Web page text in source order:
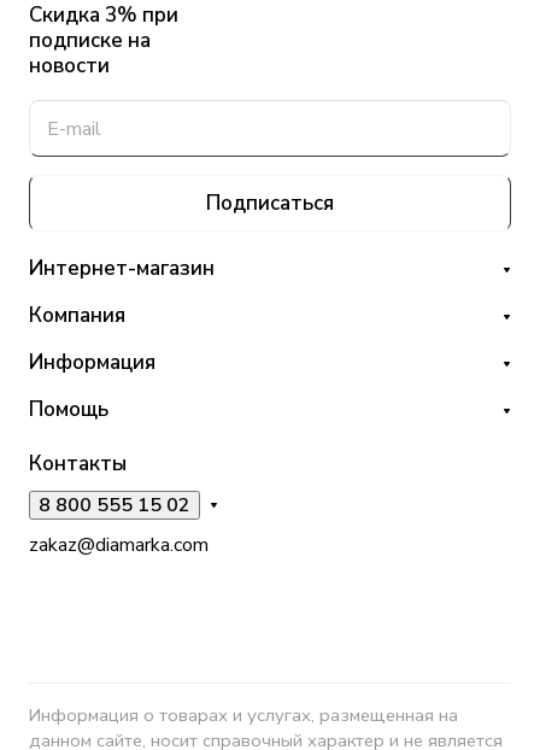
Скидка 3% при
подписке на
новости
Подписаться
Интернет-магазин
Компания
Информация
Помощь
Контакты
8 800 555 15 02
zakaz@diamarka.com
Информация о товарах и услугах, размещенная на
данном сайте, носит справочный характер и не является